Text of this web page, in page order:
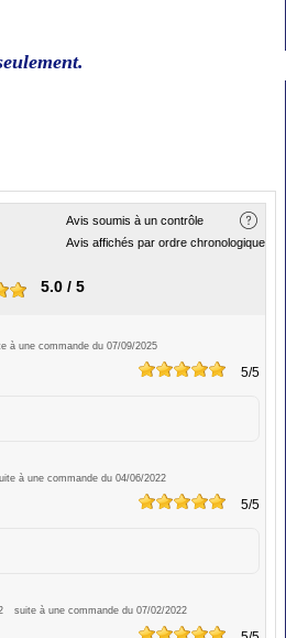
.
Avis soumis à un contrôle
Avis affichés par ordre chronologique
5.0 / 5
à une commande du 07/09/2025
5/5
à une commande du 04/06/2022
5/5
suite à une commande du 07/02/2022